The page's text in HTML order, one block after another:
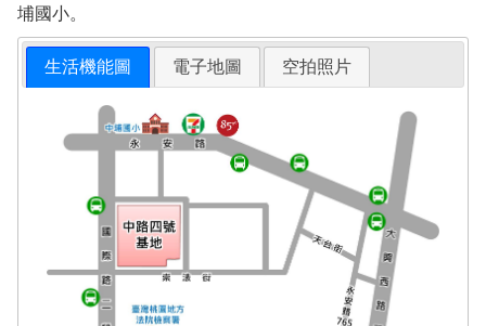
埔國小。
生活機能圖 電子地圖 空拍照片